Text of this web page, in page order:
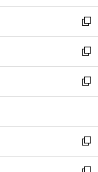
開
く
ウ
で
開
く
ン
ド
ウ
で
開
く
ウ
ィ
ン
ド
ウ
で
開
し
い
ウ
ィ
ン
ド
ウ
開
く
新
し
い
ウ
ィ
ン
ウ
で
開
新
し
い
ウ
ン
ド
ウ
新
し
ウ
ィ
ン
新
し